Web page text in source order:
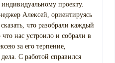
проекту.
Алексей, ориентируясь
что разобрали каждый
нас устроило и собрали в
за его терпение,
С работой справился